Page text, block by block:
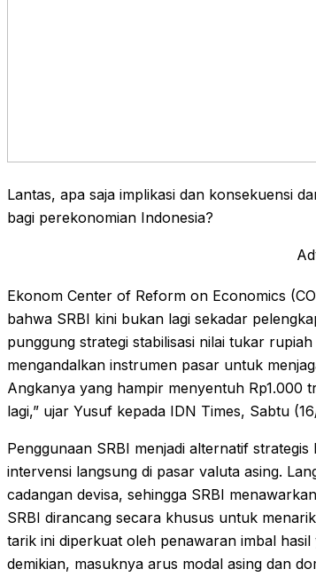
Lantas, apa saja implikasi dan konsekuensi
bagi perekonomian Indonesia?
Ekonom Center of Reform on Economics
bahwa SRBI kini bukan lagi sekadar
punggung strategi stabilisasi nilai tukar
mengandalkan instrumen pasar untuk
Angkanya yang hampir menyentuh Rp1.000
lagi,” ujar Yusuf kepada IDN Times, Sabtu
Penggunaan SRBI menjadi alternatif
intervensi langsung di pasar valuta asing.
cadangan devisa, sehingga SRBI
SRBI dirancang secara khusus untuk
tarik ini diperkuat oleh penawaran imbal
demikian, masuknya arus modal asing dan